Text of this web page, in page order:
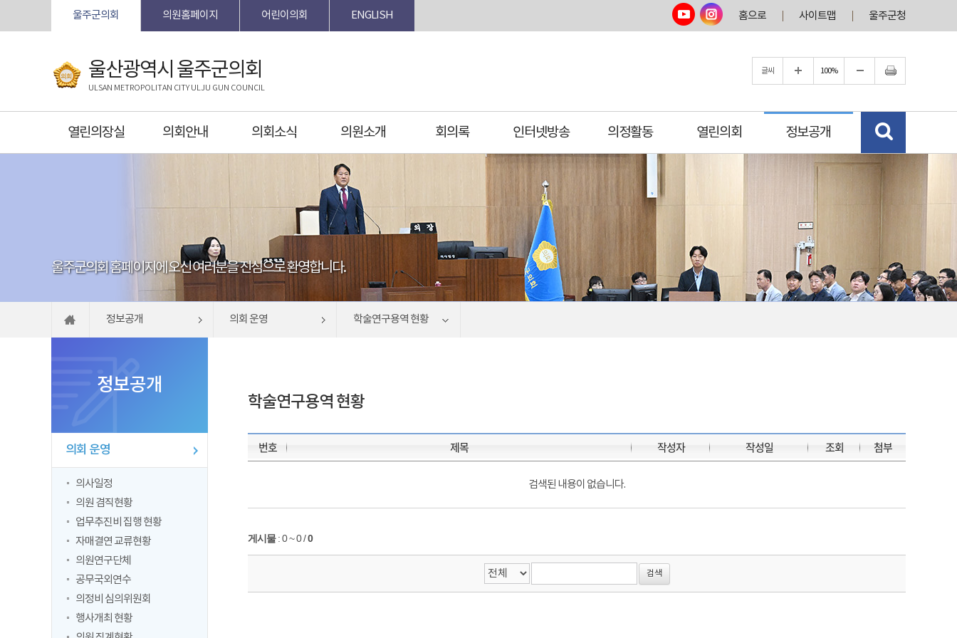
본문바로가기
울주군의회 의원홈페이지 어린이의회 ENGLISH 홈으로 사이트맵 울주군청
울산광역시 울주군의회
ULSAN METROPOLITAN CITY ULJU GUN COUNCIL
글씨 100%
열린의장실 의회안내 의회소식 의원소개 회의록 인터넷방송 의정활동 열린의회 정보공개
울주군의회 홈페이지에 오신 여러분을 진심으로 환영합니다.
정보공개 의회 운영 학술연구용역 현황
정보공개
의회 운영
의사일정
의원 겸직현황
업무추진비 집행 현황
자매결연 교류현황
의원연구단체
공무국외연수
의정비 심의위원회
행사개최 현황
학술연구용역 현황
번호 제목 작성자 작성일 조회 첨부
검색된 내용이 없습니다.
게시물: 0 ~ 0/0